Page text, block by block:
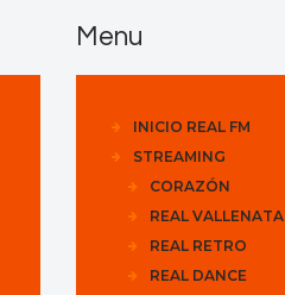
Menu
INICIO REAL FM
STREAMING
CORAZÓN
REAL VALLENATA
REAL RETRO
REAL DANCE